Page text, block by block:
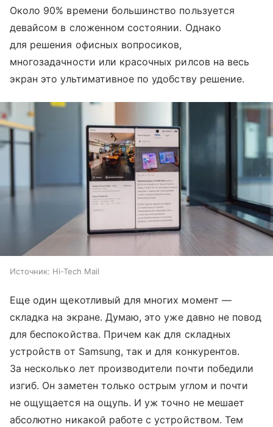
Около 90% времени большинство пользуется
девайсом в сложенном состоянии. Однако
для решения офисных вопросиков,
многозадачности или красочных рилсов на весь
экран это ультимативное по удобству решение.
Источник: Hi-Tech Mail
Еще один щекотливый для многих момент —
складка на экране. Думаю, это уже давно не повод
для беспокойства. Причем как для складных
устройств от Samsung, так и для конкурентов.
За несколько лет производители почти победили
изгиб. Он заметен только острым углом и почти
не ощущается на ощупь. И уж точно не мешает
абсолютно никакой работе с устройством. Тем